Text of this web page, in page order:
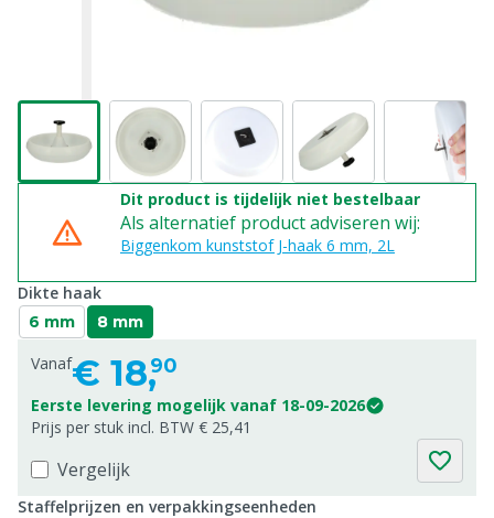
Dit product is tijdelijk niet bestelbaar
Als alternatief product adviseren wij:
Biggenkom kunststof J-haak 6 mm, 2L
Dikte haak
6 mm 8 mm
Vanaf€ 18,90
Eerste levering mogelijk vanaf 18-09-2026
Prijs per stuk incl. BTW € 25,41
Vergelijk
Staffelprijzen en verpakkingseenheden